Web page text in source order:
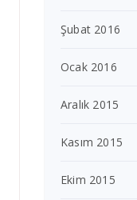
Şubat 2016
Ocak 2016
Aralık 2015
Kasım 2015
Ekim 2015